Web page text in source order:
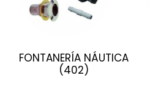
FONTANERÍA NÁUTICA
(402)